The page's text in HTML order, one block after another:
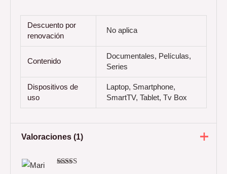
Descuento por
renovación
No aplica
Contenido
Documentales, Películas,
Series
Dispositivos de
uso
Laptop, Smartphone,
SmartTV, Tablet, Tv Box
Valoraciones (1)